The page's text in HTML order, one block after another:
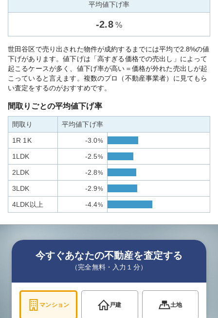
平均値下げ率
-2.8 %
世田谷区で売り出された物件が成約するまでには平均で2.8%の値
下げがあります。値下げは「高すぎる価格での売出し」によって
起こるケースが多く、値下げ率が高い＝価格が外れた売出しが起
こっていると言えます。複数のプロ（不動産事業者）に見てもら
い査定をするのがおすすめです。
間取りごとの平均値下げ率
間取り 平均値下げ率
1R 1K -3.0%
1LDK -2.5%
2LDK -2.8%
3LDK -2.9%
4LDK以上 -4.4%
今すぐあなたの不動産を査定する
（完全無料・入力１分）
マンション 戸建 土地